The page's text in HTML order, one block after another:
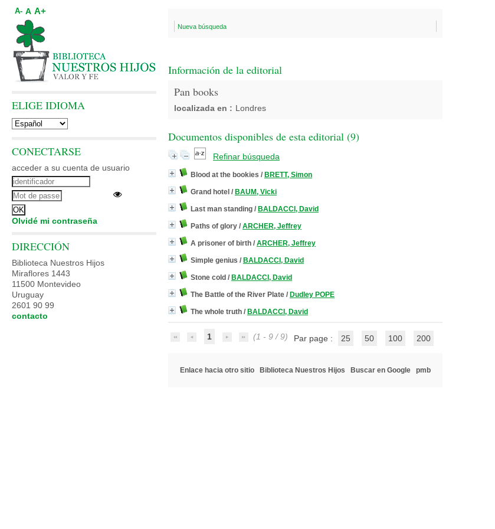
Nueva búsqueda
Información de la editorial
Pan books
localizada en : Londres
Documentos disponibles de esta editorial (9)
Refinar búsqueda
Blood at the bookies / BRETT, Simon
Grand hotel / BAUM, Vicki
Last man standing / BALDACCI, David
Paths of glory / ARCHER, Jeffrey
A prisoner of birth / ARCHER, Jeffrey
Simple genius / BALDACCI, David
Stone cold / BALDACCI, David
The Battle of the River Plate / Dudley POPE
The whole truth / BALDACCI, David
1 (1 - 9 / 9) Par page : 25 50 100 200
Enlace hacia otro sitio Biblioteca Nuestros Hijos Buscar en Google pmb
A- A A+
ELIGE IDIOMA
CONECTARSE
acceder a su cuenta de usuario
Olvidé mi contraseña
DIRECCIÓN
Biblioteca Nuestros Hijos
Miraflores 1443
11500 Montevideo
Uruguay
2601 90 99
contacto